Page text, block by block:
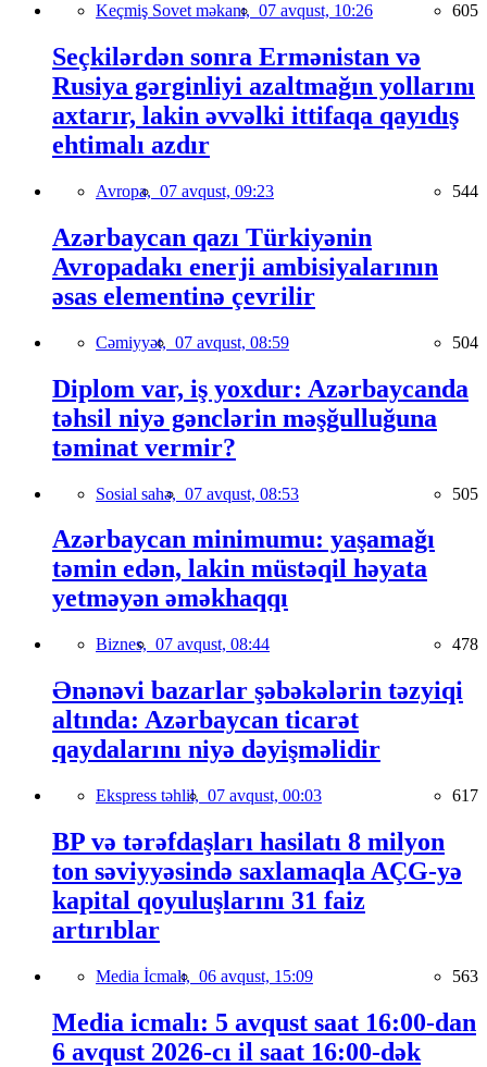
Keçmiş Sovet məkanı, 07 avqust, 10:26 605
Seçkilərdən sonra Ermənistan və
Rusiya gərginliyi azaltmağın yollarını
axtarır, lakin əvvəlki ittifaqa qayıdış
ehtimalı azdır
Avropa, 07 avqust, 09:23 544
Azərbaycan qazı Türkiyənin
Avropadakı enerji ambisiyalarının
əsas elementinə çevrilir
Cəmiyyət, 07 avqust, 08:59 504
Diplom var, iş yoxdur: Azərbaycanda
təhsil niyə gənclərin məşğulluğuna
təminat vermir?
Sosial sahə, 07 avqust, 08:53 505
Azərbaycan minimumu: yaşamağı
təmin edən, lakin müstəqil həyata
yetməyən əməkhaqqı
Biznes, 07 avqust, 08:44 478
Ənənəvi bazarlar şəbəkələrin təzyiqi
altında: Azərbaycan ticarət
qaydalarını niyə dəyişməlidir
Ekspress təhlil, 07 avqust, 00:03 617
BP və tərəfdaşları hasilatı 8 milyon
ton səviyyəsində saxlamaqla AÇG-yə
kapital qoyuluşlarını 31 faiz
artırıblar
Media İcmalı, 06 avqust, 15:09 563
Media icmalı: 5 avqust saat 16:00-dan
6 avqust 2026-cı il saat 16:00-dək